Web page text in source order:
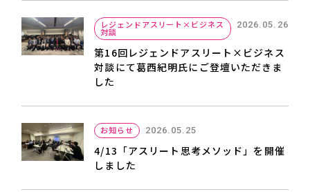
レジェンドアスリート×ビジネス
対談
2026.05.26
第16回レジェンドアスリート×ビジネス
対談にて葛西紀明氏にご登壇いただきま
した
お知らせ 2026.05.25
4/13「アスリート思考メソッド」を開催
しました